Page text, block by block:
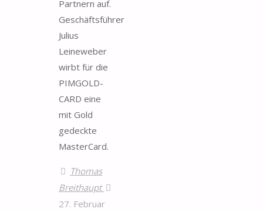
Partnern auf.
Geschäftsführer
Julius
Leineweber
wirbt für die
PIMGOLD-
CARD eine
mit Gold
gedeckte
MasterCard.
Thomas
Breithaupt
27. Februar